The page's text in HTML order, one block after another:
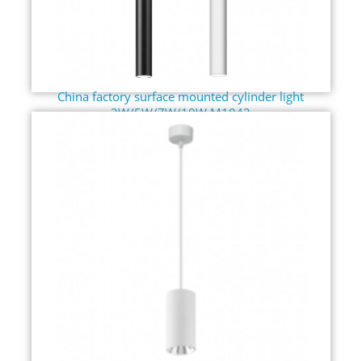
China factory surface mounted cylinder light
3W/5W/7W/10W M1042